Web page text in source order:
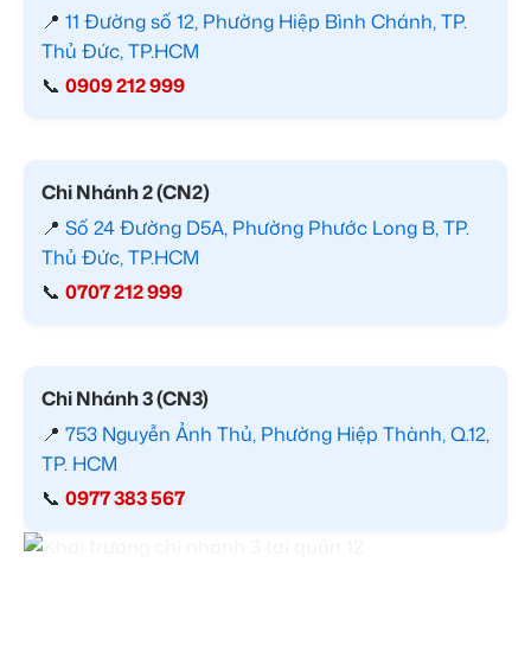
📍 11 Đường số 12, Phường Hiệp Bình Chánh, TP.
Thủ Đức, TP.HCM
📞 0909 212 999
Chi Nhánh 2 (CN2)
📍 Số 24 Đường D5A, Phường Phước Long B, TP.
Thủ Đức, TP.HCM
📞 0707 212 999
Chi Nhánh 3 (CN3)
📍 753 Nguyễn Ảnh Thủ, Phường Hiệp Thành, Q.12,
TP. HCM
📞 0977 383 567